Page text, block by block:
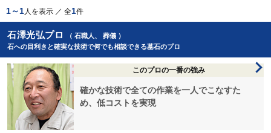
1～1人を表示 ／ 全1件
石澤光弘プロ
（ 石職人、 葬儀 ）
石への目利きと確実な技術で何でも相談できる墓石のプロ
このプロの一番の強み
確かな技術で全ての作業を一人でこなすた
め、低コストを実現